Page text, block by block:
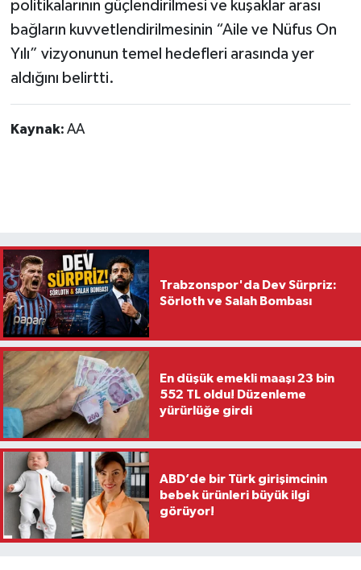
politikalarının güçlendirilmesi ve kuşaklar arası
bağların kuvvetlendirilmesinin “Aile ve Nüfus On
Yılı” vizyonunun temel hedefleri arasında yer
aldığını belirtti.
Kaynak: AA
Trabzonspor'da Dev Sürpriz:
Sörloth ve Salah Bombası
En düşük emekli maaşı 23 bin
552 TL oldu! Düzenleme
yürürlüğe girdi
ABD’de bir Türk girişimcinin
bebek ürünleri büyük ilgi
görüyor!